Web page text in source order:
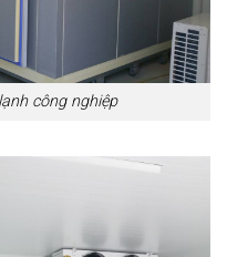
công nghiệp